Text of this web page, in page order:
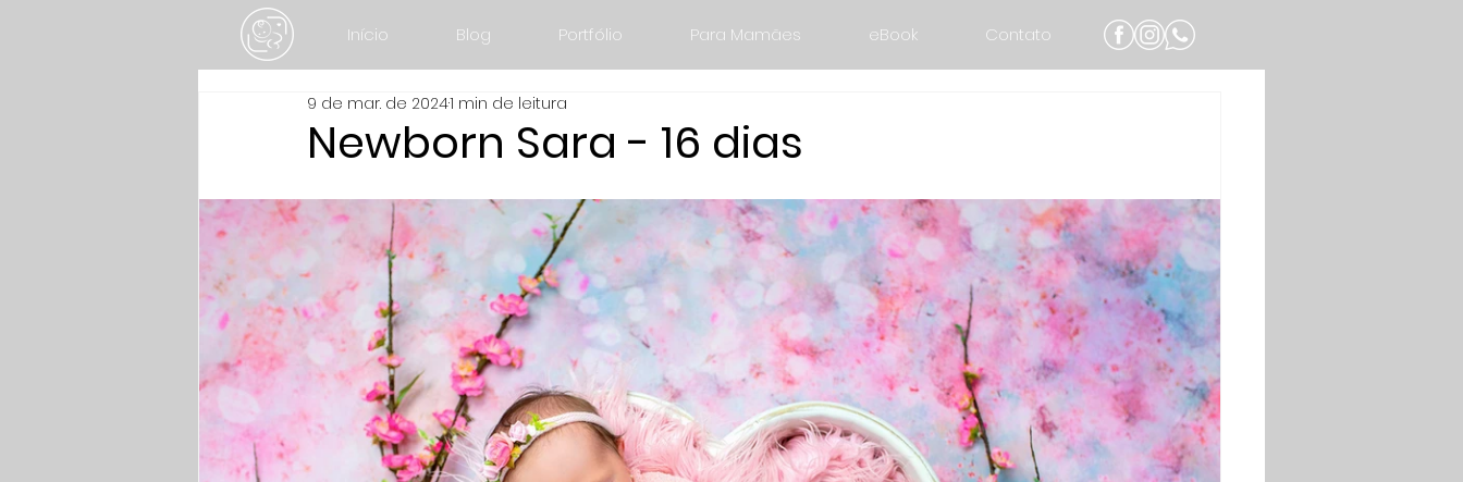
Início Blog Portfólio Para Mamães eBook Contato
Newborn Sara - 16 dias
9 de mar. de 20241 min de leitura